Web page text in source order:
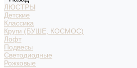
ЛЮСТРЫ
Детские
Классика
Круги (БУШЕ, КОСМОС)
Лофт
Подвесы
Светодиодные
Рожковые